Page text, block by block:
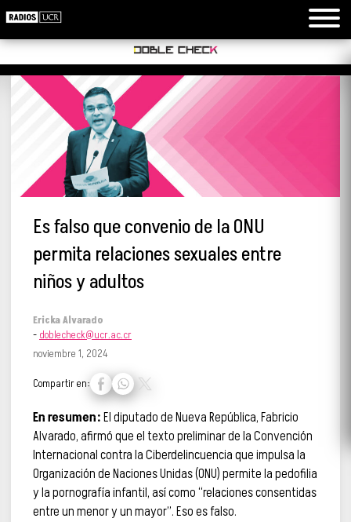
Es falso que convenio de la ONU
permita relaciones sexuales entre
niños y adultos
Ericka Alvarado
- doblecheck@ucr.ac.cr
noviembre 1, 2024
Compartir en:
En resumen:El diputado de Nueva República, Fabricio
Alvarado, afirmó que el texto preliminar de la Convención
Internacional contra la Ciberdelincuencia que impulsa la
Organización de Naciones Unidas (ONU) permite la pedofilia
y la pornografía infantil, así como “relaciones consentidas
entre un menor y un mayor”. Eso es falso.